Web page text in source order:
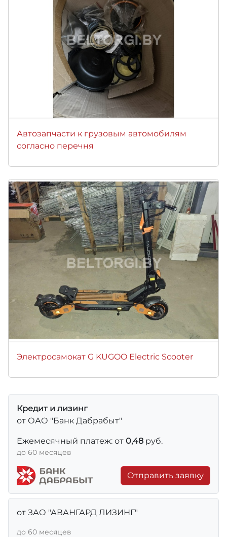
Автозапчасти к грузовым автомобилям
согласно перечня
Электросамокат G KUGOO Electric Scooter
Кредит и лизинг
от ОАО "Банк Дабрабыт"
Ежемесячный платеж: от 0,48 руб.
до 60 месяцев
Отправить заявку
от ЗАО "АВАНГАРД ЛИЗИНГ"
до 60 месяцев